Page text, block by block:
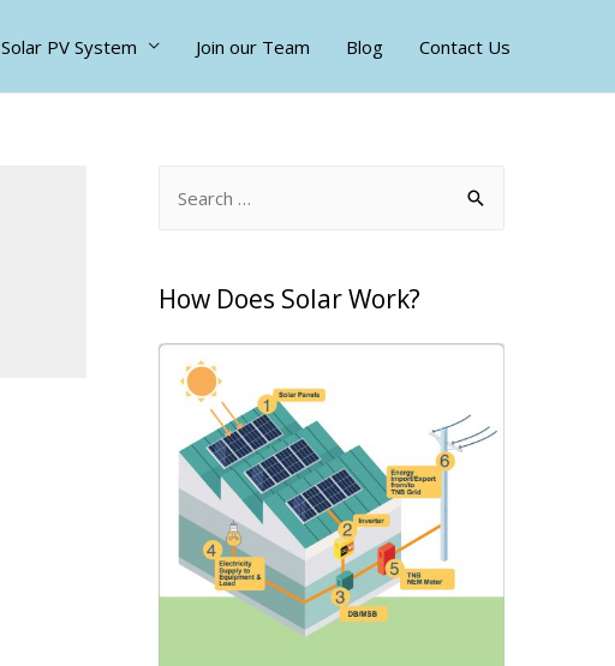
Solar PV System Join our Team Blog Contact Us
How Does Solar Work?